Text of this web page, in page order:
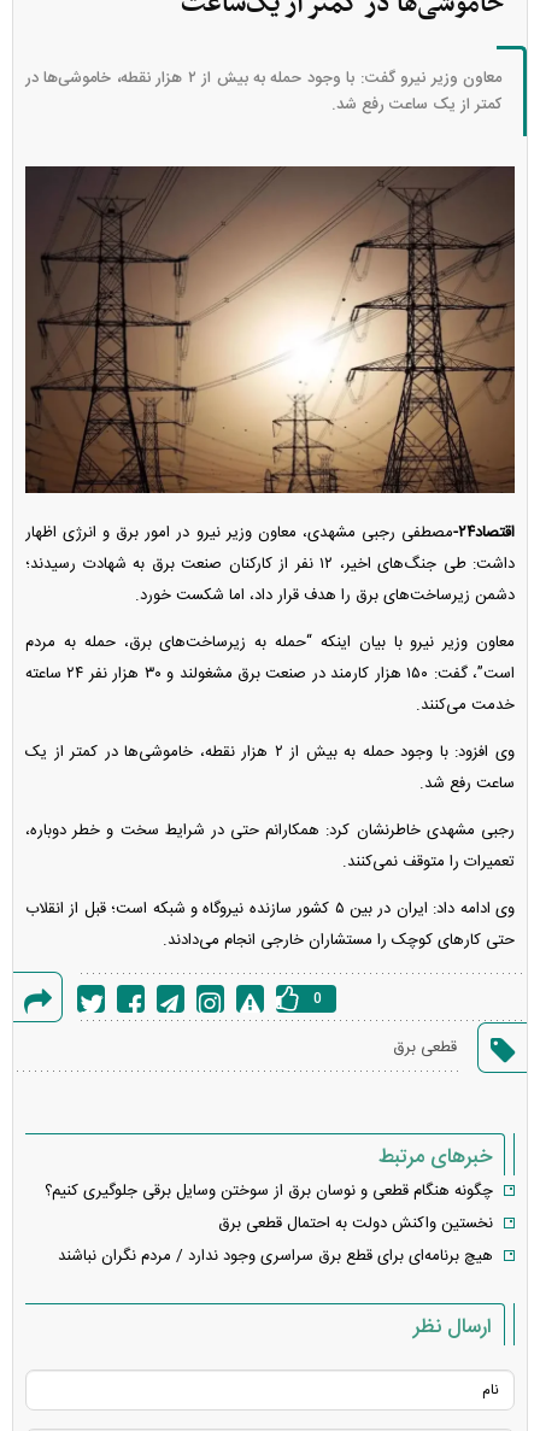
معاون وزیر نیرو گفت: با وجود حمله به بیش از ۲ هزار نقطه، خاموشی‌ها در
کمتر از یک ساعت رفع شد.
اقتصاد۲۴-
مصطفی رجبی مشهدی، معاون وزیر نیرو در امور برق و انرژی اظهار
داشت: طی جنگ‌های اخیر، ۱۲ نفر از کارکنان صنعت برق به شهادت رسیدند؛
دشمن زیرساخت‌های برق را هدف قرار داد، اما شکست خورد.
معاون وزیر نیرو با بیان اینکه “حمله به زیرساخت‌های برق، حمله به مردم
است”، گفت: ۱۵۰ هزار کارمند در صنعت برق مشغولند و ۳۰ هزار نفر ۲۴ ساعته
خدمت می‌کنند.
وی افزود: با وجود حمله به بیش از ۲ هزار نقطه، خاموشی‌ها در کمتر از یک
ساعت رفع شد.
رجبی مشهدی خاطرنشان کرد: همکارانم حتی در شرایط سخت و خطر دوباره،
تعمیرات را متوقف نمی‌کنند.
وی ادامه داد: ایران در بین ۵ کشور سازنده نیروگاه و شبکه است؛ قبل از انقلاب
حتی کار‌های کوچک را مستشاران خارجی انجام می‌دادند.
خطا
0
قطعی برق
خبرهای مرتبط
چگونه هنگام قطعی و نوسان برق از سوختن وسایل برقی جلوگیری کنیم؟
نخستین واکنش دولت به احتمال قطعی برق
هیچ برنامه‌ای برای قطع برق سراسری وجود ندارد / مردم نگران نباشند
ارسال نظر